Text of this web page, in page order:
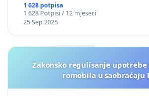
1 628 potpisa
1 628 Potpisi / 12 mjeseci
25 Sep 2025
Zakonsko regulisanje
romobila u saobraćaju